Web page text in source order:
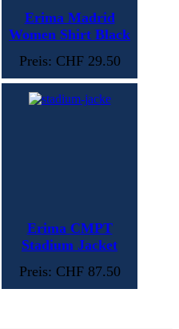
Erima Madrid
Women Shirt Black
Preis: CHF 29.50
Erima CMPT
Stadium Jacket
Preis: CHF 87.50